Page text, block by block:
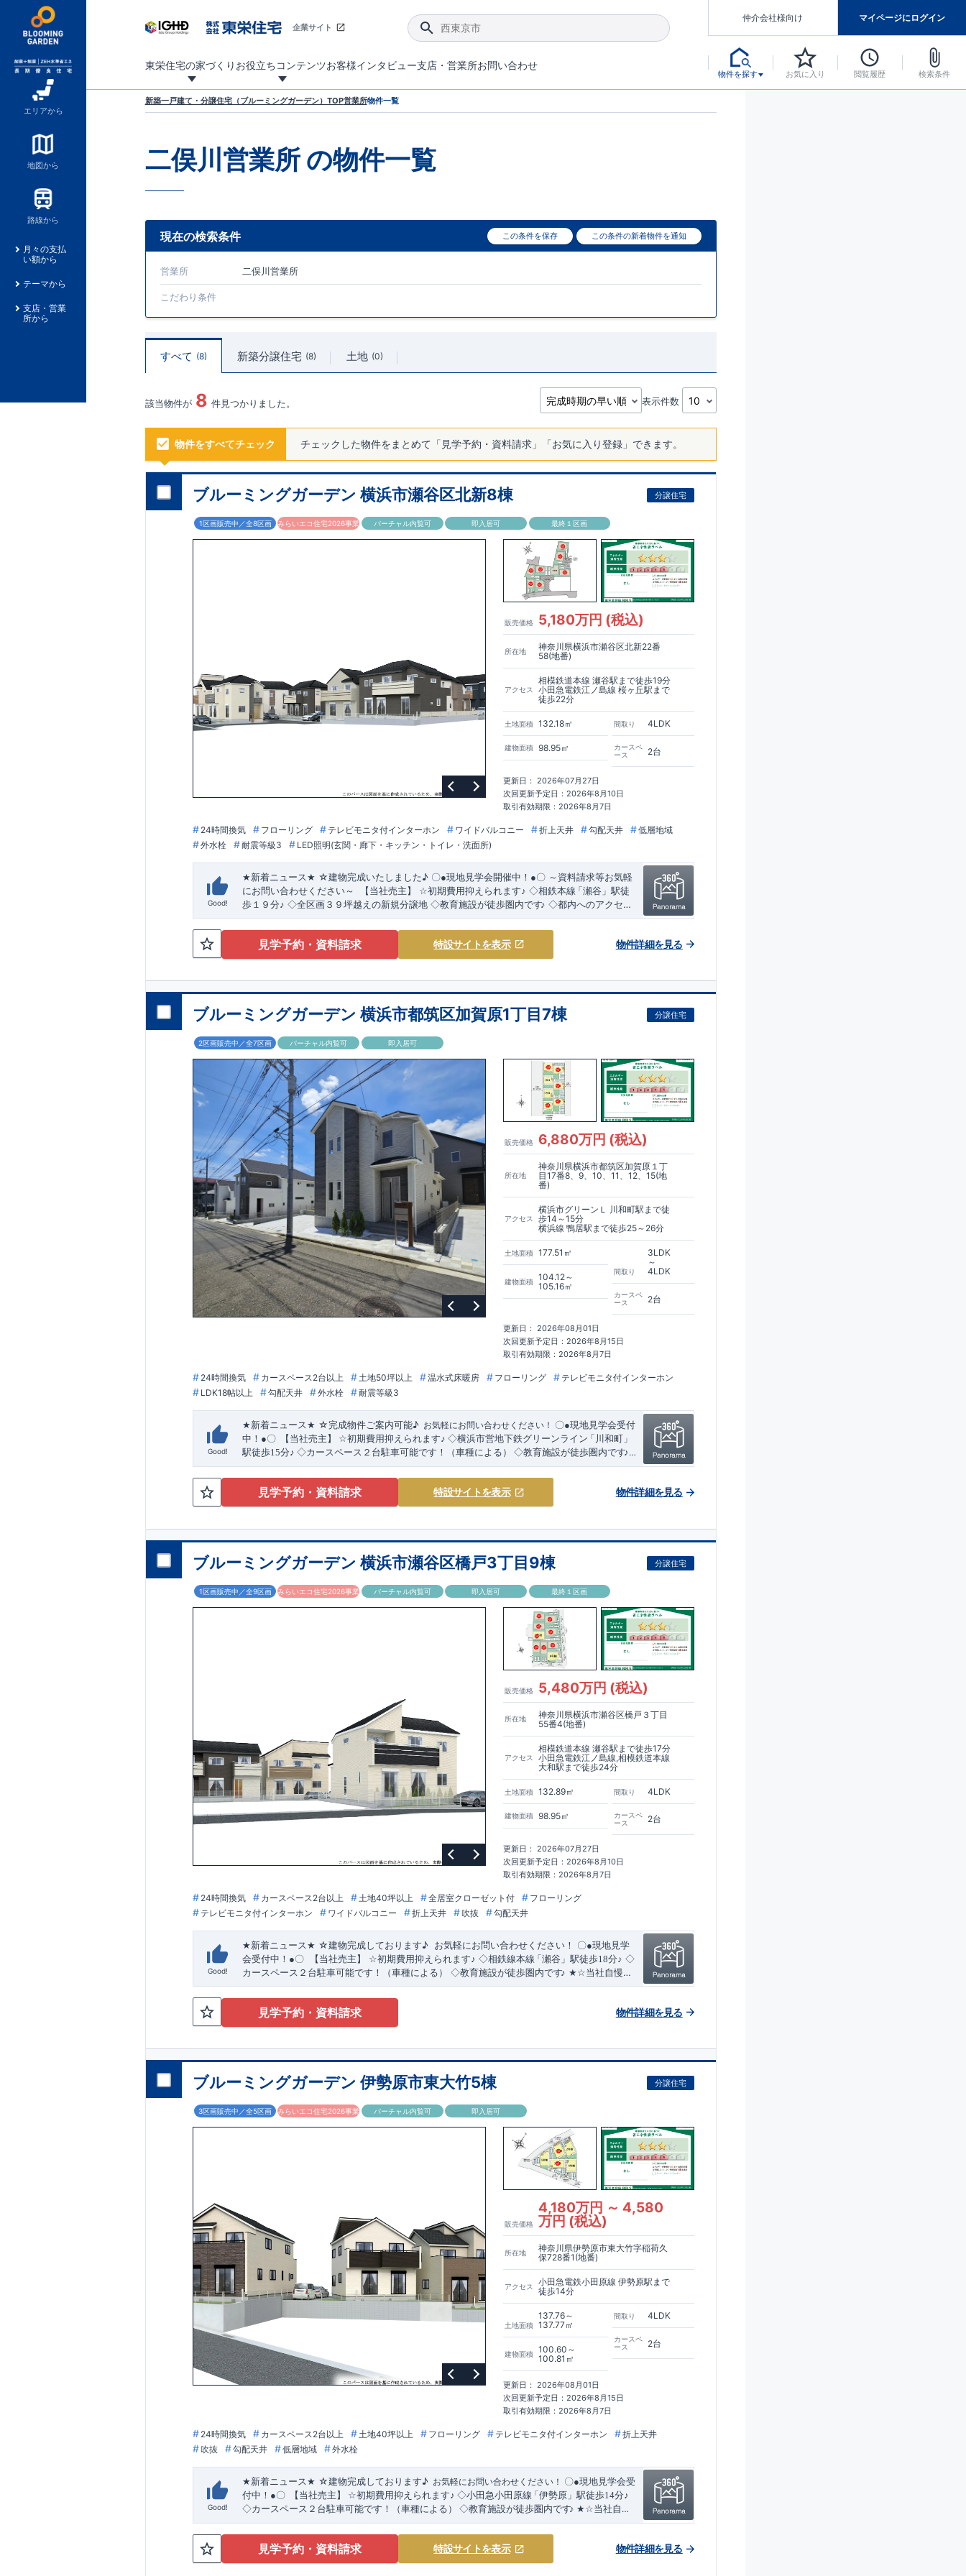
エリアから
地図から
路線から
月々の支払
い額から
テーマから
支店・営業
所から
企業サイト
東栄住宅の家づくり お役立ちコンテンツお客様インタビュー支店・営業所お問い合わせ
仲介会社様向け マイページにログイン
物件を探す お気に入り 閲覧履歴 検索条件
新築一戸建て・分譲住宅（ブルーミングガーデン）TOP営業所物件一覧
二俣川営業所 の物件一覧
現在の検索条件 この条件を保存 この条件の新着物件を通知
営業所 二俣川営業所
こだわり条件
すべて 8 新築分譲住宅 8 土地 0
該当物件が 8 件見つかりました。 表示件数
物件をすべてチェック チェックした物件をまとめて「見学予約・資料請求」「お気に入り登録」できます。
ブルーミングガーデン 横浜市瀬谷区北新8棟 分譲住宅
1区画販売中／全8区画 みらいエコ住宅2026事業 バーチャル内覧可 即入居可 最終１区画
販売価格 5,180万円 (税込)
所在地
神奈川県横浜市瀬谷区北新22番
58(地番)
アクセス
相模鉄道本線 瀬谷駅まで徒歩19分
小田急電鉄江ノ島線 桜ヶ丘駅まで
徒歩22分
土地面積 132.18㎡
建物面積 98.95㎡
間取り 4LDK
カースペ
ース
2台
更新日： 2026年07月27日
次回更新予定日：2026年8月10日
取引有効期限：2026年8月7日
24時間換気 フローリング テレビモニタ付インターホン ワイドバルコニー 折上天井 勾配天井
低層地域
外水栓
耐震等級3 LED照明(玄関・廊下・キッチン・トイレ・洗面所)
Good!
★新着ニュース★ ☆建物完成いたしました♪ 〇●現地見学会開催中！ ●〇～資料請求等お気軽
にお問い合わせください～
【当社売主】 ☆初期費用抑えられます♪ ◇相鉄本線「瀬谷」駅徒
歩１９分♪ ◇全区画３９坪越えの新規分譲地​ ◇教育施設が徒歩圏内です♪ ◇都内へのアクセス
良好
★☆当社自慢の魅力溢れる間取り&設備!暮らしやすく長く愛される安心住まい☆★ ◇使い勝手
の良い多彩な間取り◇
・開放感を演出するスタイリッシュな間取り 【勾配天井・折り上げ天井】
・ 吹き抜けにより
明るく開放的なLDKとなっております（5号棟）【吹き抜け天井】 ◇実際に生活した時に便利
納を多数配置!時間短縮ができ主婦に嬉しい【食器洗い乾燥機】 ・寒い冬や梅雨の季節に大活
躍！【浴室乾燥暖房機】
≪ ブルーミングガーデンのこだわり ≫←各タイトルをクリック!! ■住宅性能評価ダブル取得!
・『設計』住宅性能評価‥‥建物設計段階で、国が認めた第三機関が評価しております。 ・
『建設』住宅性能評価‥‥評価を受けた図面通りに施工されているか、建設までに計
クが行われます。
・図面や書類上だけでなく、「現場の施工状況」を検査した上で、品質を
保証しております。 ■全棟自社一貫体制! ・誰が何をやったかが明確だからこそ、お客様の安
心に繋がります。 ・設計、施工、営業が協力しあい、最良のプランをご提供いたします。
不要な中間マージンを抑える事で、コストダウンに努めております。
スマートフォンで見やすい特設サイトはこちらhttps://www.e-
blooming.com/bukken/51775003/
見学予約・資料請求 特設サイトを表示 物件詳細を見る
ブルーミングガーデン 横浜市都筑区加賀原1丁目7棟 分譲住宅
2区画販売中／全7区画 バーチャル内覧可 即入居可
販売価格 6,880万円 (税込)
所在地
神奈川県横浜市都筑区加賀原１丁
目17番8、9、10、11、12、15(地
番)
アクセス
横浜市グリーンＬ 川和町駅まで徒
歩14～15分
横浜線 鴨居駅まで徒歩25～26分
土地面積 177.51㎡
建物面積
104.12～
105.16㎡
間取り
3LDK
～
4LDK
カースペ
ース
2台
更新日： 2026年08月01日
次回更新予定日：2026年8月15日
取引有効期限：2026年8月7日
24時間換気 カースペース2台以上 土地50坪以上 温水式床暖房 フローリング
テレビモニタ付インターホン
LDK18帖以上
勾配天井 外水栓 耐震等級3
Good!
★新着ニュース★ ☆完成物件ご案内可能♪ ​ ​お気軽にお問い合わせください！ 〇●現地見学会受付
中！ ●〇 【当社売主】 ☆初期費用抑えられます♪ ◇横浜市営地下鉄グリーンライン「川和町」
駅徒歩15分♪ ◇カースペース２台駐車可能です！（車種による） ◇教育施設が徒歩圏内です♪
★☆当社自慢の魅力溢れる間取り&設備!暮らしやすく長く愛される安心住まい☆★ ◇使い勝手
の良い多彩な間取り◇ ・開放感を演出するスタイリッシュな【勾配天井・吹き抜け】
にちょっとしたおしゃれ感を
実際に生活した時に便利
・ちょっとした収納
に【収納スペース・各居室クローゼット完備】・リビングや廊下に収納を多数配置!時間短縮
ー】 ≪ ブルーミングガーデンのこだわり ≫←各タイトルをクリック!! ■住宅性能評価ダブル
取得! ・『設計』住宅性能評価‥‥建物設計段階で、国が認めた第三機関が評価しております。
・『建設』住宅性能評価‥‥評価を受けた図面通りに施工されているか、建設までに計
ックが行われます。
・図面や書類上だけでなく、「現場の施工状況」を検査した上で、品質
を保証しております。 ■全棟自社一貫体制! ・誰が何をやったかが明確だからこそ、お客様の
安心に繋がります。・設計、施工、営業が協力しあい、最良のプランをご提供いたします。
・不要な中間マージンを抑える事で、コストダウンに努めております。スマートフォンで見
https://www.e-blooming.com/bukken/51774014/
スマートフォ
https://www.e-blooming.com/bukken/51774030/
見学予約・資料請求 特設サイトを表示 物件詳細を見る
ブルーミングガーデン 横浜市瀬谷区橋戸3丁目9棟 分譲住宅
1区画販売中／全9区画 みらいエコ住宅2026事業 バーチャル内覧可 即入居可 最終１区画
販売価格 5,480万円 (税込)
所在地
神奈川県横浜市瀬谷区橋戸３丁目
55番4(地番)
アクセス
相模鉄道本線 瀬谷駅まで徒歩17分
小田急電鉄江ノ島線,相模鉄道本線
大和駅まで徒歩24分
土地面積 132.89㎡
建物面積 98.95㎡
間取り 4LDK
カースペ
ース
2台
更新日： 2026年07月27日
次回更新予定日：2026年8月10日
取引有効期限：2026年8月7日
24時間換気 カースペース2台以上 土地40坪以上 全居室クローゼット付
フローリング
テレビモニタ付インターホン
ワイドバルコニー 折上天井 吹抜 勾配天井
Good!
★新着ニュース ★ ☆建物完成しております♪ ​ ​お気軽にお問い合わせください！ 〇●現地見学
会受付中！ ●〇 【当社売主】 ☆初期費用抑えられます♪ ◇相鉄線本線「瀬谷」駅徒歩18分♪ ◇
カースペース２台駐車可能です！（車種による）
◇教育施設が徒歩圏内です♪ ★☆当社自慢の
魅力溢れる間取り&設備!暮らしやすく長く愛される安心住まい☆★ ◇使い勝手の良い多彩な間
取り◇ ・開放感を演出するスタイリッシュな
おしゃれ感を【折上天井】 ◇
【収納スペー
ス・各居室クローゼット完備】・リビングや廊下に収納を多数配置!時間短縮ができ主婦に嬉
ングガーデンのこだわり ≫←各タイトルをクリック!! ■住宅性能評価ダブル取得! ・『設計』
住宅性能評価‥‥建物設計段階で、国が認めた第三機関が評価しております。 ・『建設』住宅
性能評価‥‥評価を受けた図面通りに施工されているか、建設までに計
す。 ・図面や書類上だけでなく、「現場の施工状況」を検査した上で、品質を保証しており
ます。 ■全棟自社一貫体制! ・誰が何をやったかが明確だからこそ、お客様の安心に繋がりま
す。 ・設計、施工、営業が協力しあい、最良のプランをご提供いたします。
見学予約・資料請求 物件詳細を見る
ブルーミングガーデン 伊勢原市東大竹5棟 分譲住宅
3区画販売中／全5区画 みらいエコ住宅2026事業 バーチャル内覧可 即入居可
販売価格
4,180万円 ～ 4,580
万円 (税込)
所在地
神奈川県伊勢原市東大竹字稲荷久
保728番1(地番)
アクセス
小田急電鉄小田原線 伊勢原駅まで
徒歩14分
土地面積
137.76～
137.77㎡
建物面積
100.60～
100.81㎡
間取り 4LDK
カースペ
ース
2台
更新日： 2026年08月01日
次回更新予定日：2026年8月15日
取引有効期限：2026年8月7日
24時間換気 カースペース2台以上 土地40坪以上 フローリング テレビモニタ付インターホン
折上天井
吹抜
勾配天井 低層地域 外水栓
Good!
★新着ニュース★ ☆建物完成しております♪ ​ ​お気軽にお問い合わせください！ 〇●現地見学会受
付中！ ●〇 【当社売主】 ☆初期費用抑えられます♪ ◇小田急小田原線「伊勢原」駅徒歩14分♪
◇カースペース２台駐車可能です！（車種による）
◇教育施設が徒歩圏内です♪ ★☆当社自慢
の魅力溢れる間取り&設備!暮らしやすく長く愛される安心住まい☆★ ◇使い勝手の良い多彩な
間取り◇ ・開放感を演出するスタイリッシュな【勾配天井・吹き抜け】・ LDKにちょっとし
たおしゃれ感を 【折上天井】 実際に生活した時に便利◇・ちょっとした収納に
【収納スペ
ース・各居室クローゼット完備】・リビングや廊下に収納を多数配置!時間短縮ができ主婦に
見学予約・資料請求 特設サイトを表示 物件詳細を見る